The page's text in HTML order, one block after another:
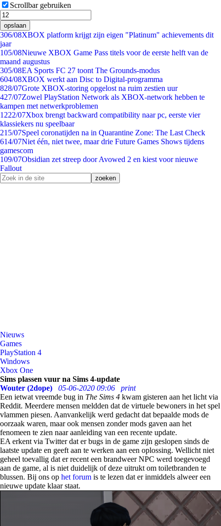
Scrollbar gebruiken
opslaan
306/08XBOX platform krijgt zijn eigen "Platinum" achievements dit
jaar
105/08Nieuwe XBOX Game Pass titels voor de eerste helft van de
maand augustus
305/08EA Sports FC 27 toont The Grounds-modus
604/08XBOX werkt aan Disc to Digital-programma
828/07Grote XBOX-storing opgelost na ruim zestien uur
427/07Zowel PlayStation Network als XBOX-network hebben te
kampen met netwerkproblemen
1222/07Xbox brengt backward compatibility naar pc, eerste vier
klassiekers nu speelbaar
215/07Speel coronatijden na in Quarantine Zone: The Last Check
614/07Niet één, niet twee, maar drie Future Games Shows tijdens
gamescom
109/07Obsidian zet streep door Avowed 2 en kiest voor nieuwe
Fallout
Nieuws
Games
PlayStation 4
Windows
Xbox One
Sims plassen vuur na Sims 4-update
Wouter (2dope)
05-06-2020 09:06
print
Een ietwat vreemde bug in The Sims 4 kwam gisteren aan het licht via
Reddit. Meerdere mensen meldden dat de virtuele bewoners in het spel
vlammen piesen. Aanvankelijk werd gedacht dat bepaalde mods de
oorzaak waren, maar ook mensen zonder mods gaven aan het
fenomeen te zien naar aanleiding van een recente update.
EA erkent via Twitter dat er bugs in de game zijn geslopen sinds de
laatste update en geeft aan te werken aan een oplossing. Wellicht niet
geheel toevallig dat er recent een brandweer NPC werd toegevoegd
aan de game, al is niet duidelijk of deze uitrukt om toiletbranden te
blussen. Bij ons op het forum is te lezen dat er inmiddels alweer een
nieuwe update klaar staat.